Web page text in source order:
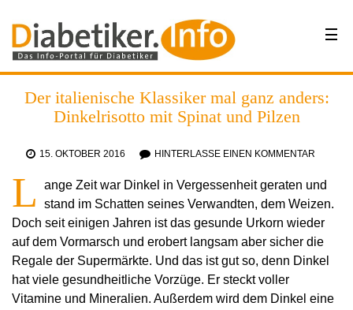
Der italienische Klassiker mal ganz anders:
Dinkelrisotto mit Spinat und Pilzen
15. OKTOBER 2016 HINTERLASSE EINEN KOMMENTAR
L
ange Zeit war Dinkel in Vergessenheit geraten und
stand im Schatten seines Verwandten, dem Weizen.
Doch seit einigen Jahren ist das gesunde Urkorn wieder
auf dem Vormarsch und erobert langsam aber sicher die
Regale der Supermärkte. Und das ist gut so, denn Dinkel
hat viele gesundheitliche Vorzüge. Er steckt voller
Vitamine und Mineralien. Außerdem wird dem Dinkel eine